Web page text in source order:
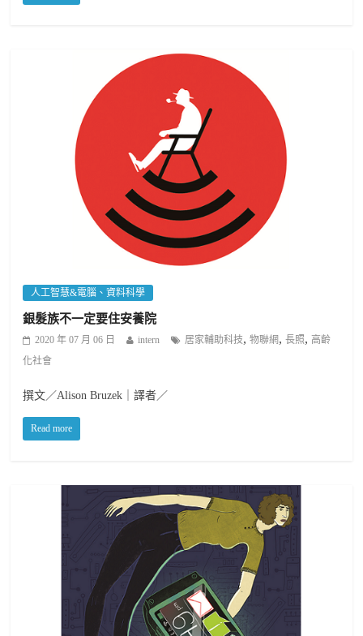
人工智慧&電腦、資料科學
銀髮族不一定要住安養院
2020 年 07 月 06 日 intern 居家輔助科技,物聯網,長照,高齡
化社會
撰文／Alison Bruzek｜譯者／
Read more